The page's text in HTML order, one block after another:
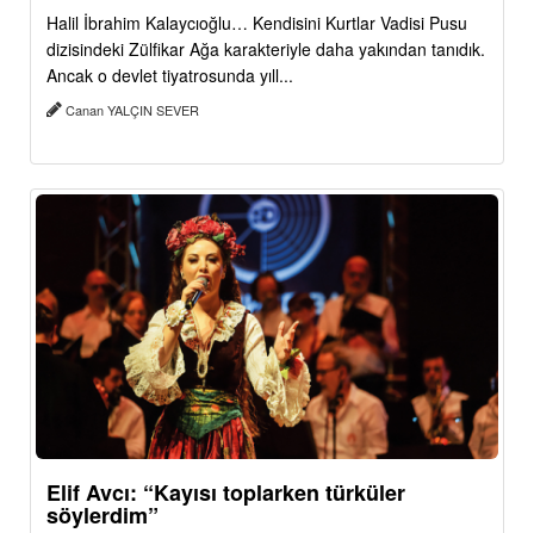
Halil İbrahim Kalaycıoğlu… Kendisini Kurtlar Vadisi Pusu
dizisindeki Zülfikar Ağa karakteriyle daha yakından tanıdık.
Ancak o devlet tiyatrosunda yıll...
Canan YALÇIN SEVER
Elif Avcı: “Kayısı toplarken türküler
söylerdim”